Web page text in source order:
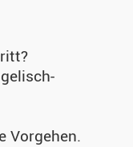
Vorgehen.